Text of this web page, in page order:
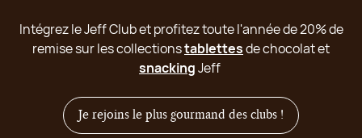
Intégrez le Jeff Club et profitez toute l'année de 20% de
remise sur les collectionstablettesde chocolat et
snackingJeff
Je rejoins le plus gourmand des clubs !